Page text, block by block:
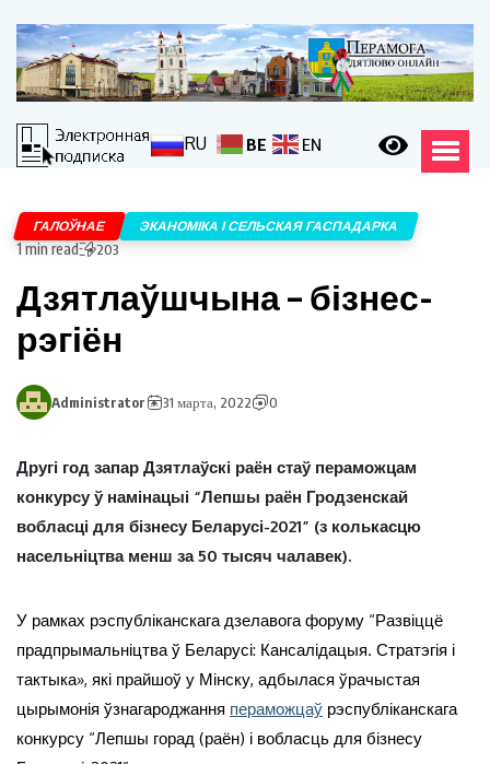
RU BE EN
ГАЛОЎНАЕ ЭКАНОМІКА І СЕЛЬСКАЯ ГАСПАДАРКА
1 min read 203
Дзятлаўшчына – бізнес-
рэгіён
Administrator 31 марта, 2022 0
Другі год запар Дзятлаўскі раён стаў пераможцам
конкурсу ў намінацыі “Лепшы раён Гродзенскай
вобласці для бізнесу Беларусі-2021” (з колькасцю
насельніцтва менш за 50 тысяч чалавек).
У рамках рэспубліканскага дзелавога форуму “Развіццё
прадпрымальніцтва ў Беларусі: Кансалідацыя. Стратэгія і
тактыка», які прайшоў у Мінску, адбылася ўрачыстая
цырымонія ўзнагароджання пераможцаў рэспубліканскага
конкурсу “Лепшы горад (раён) і вобласць для бізнесу